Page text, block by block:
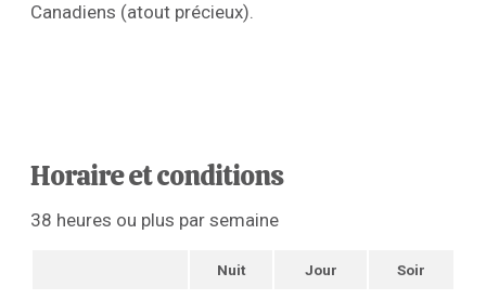
Canadiens (atout précieux).
Horaire et conditions
38 heures ou plus par semaine
Nuit Jour Soir